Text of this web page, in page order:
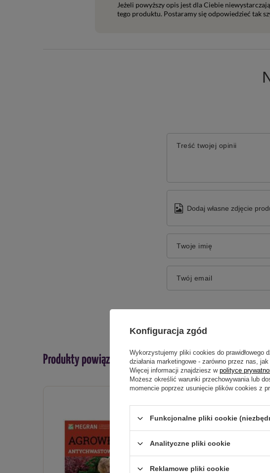
Jeżeli powyższy opis jest dla Ciebie
tego produktu. Postaramy się odpowiedzieć tak
Treść twojej opinii
Dodaj własne zdjęcie
Twoje imię
Twój email
Produkty powiązane
Konfiguracja zgód
Wykorzystujemy pliki cookies do prawidłowego
działania marketingowe - zarówno przez nas,
Więcej informacji znajdziesz w polityce
Możesz określić warunki przechowywania lub
momencie poprzez usunięcie plików cookies z
Funkcjonalne pliki cookie
Analityczne pliki cookie
Reklamowe pliki cookie